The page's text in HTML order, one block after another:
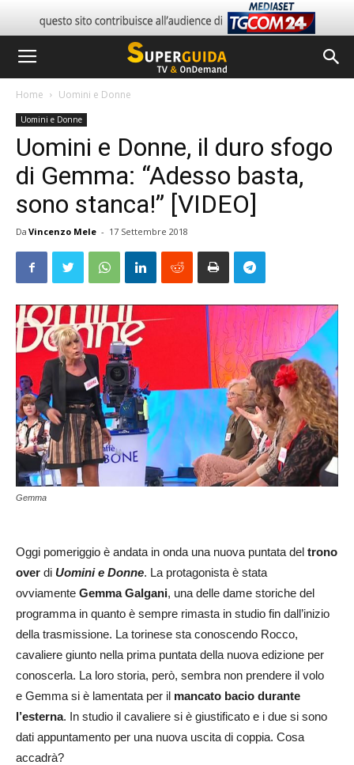
Home Uomini e Donne
Uomini e Donne
Uomini e Donne, il duro sfogo
di Gemma: “Adesso basta,
sono stanca!” [VIDEO]
Da Vincenzo Mele - 17 Settembre 2018
Gemma
Oggi pomeriggio è andata in onda una nuova puntata del trono
over di Uomini e Donne. La protagonista è stata
ovviamente Gemma Galgani, una delle dame storiche del
programma in quanto è sempre rimasta in studio fin dall’inizio
della trasmissione. La torinese sta conoscendo Rocco,
cavaliere giunto nella prima puntata della nuova edizione per
conoscerla. La loro storia, però, sembra non prendere il volo
e Gemma si è lamentata per il mancato bacio durante
l’esterna. In studio il cavaliere si è giustificato e i due si sono
dati appuntamento per una nuova uscita di coppia. Cosa
accadrà?